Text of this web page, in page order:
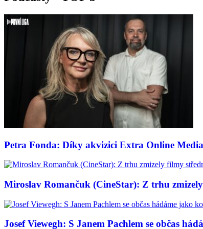
Petra Fonda: Díky akvizici Extra Online
Miroslav Romančuk (CineStar): Z trhu
Josef Viewegh: S Janem Pachlem se občas